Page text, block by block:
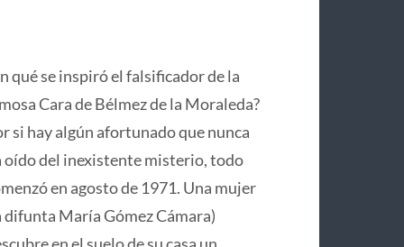
qué se inspiró el falsificador de la
Cara de Bélmez de la Moraleda?
si hay algún afortunado que nunca
oído del inexistente misterio, todo
en agosto de 1971. Una mujer
difunta María Gómez Cámara)